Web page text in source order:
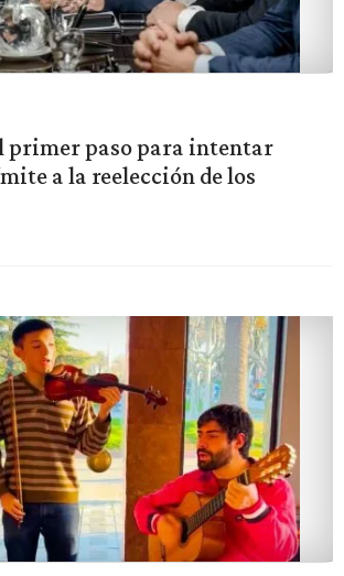
primer paso para intentar
a la reelección de los